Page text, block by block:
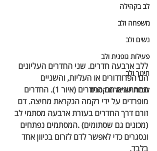
לב בקהילה
משפחה ולב
נשים ולב
פעילות גופנית ולב
חינוך ולב
לבבות ישראלים קטנים
ללב ארבעה חדרים. שני החדרים העליונים
הם הפרוזדורים או העליות, והשניים
התחתונים הם החדרים (איור 1). החדרים
מופרדים על ידי רקמה הנקראת מחיצה. דם
זורם דרך החדרים בעזרת ארבעה מסתמי לב
(מכונים גם שסתומים) .המסתמים נפתחים
ונסגרים כדי לאפשר לדם לזרום בכיוון אחד
בלבד.